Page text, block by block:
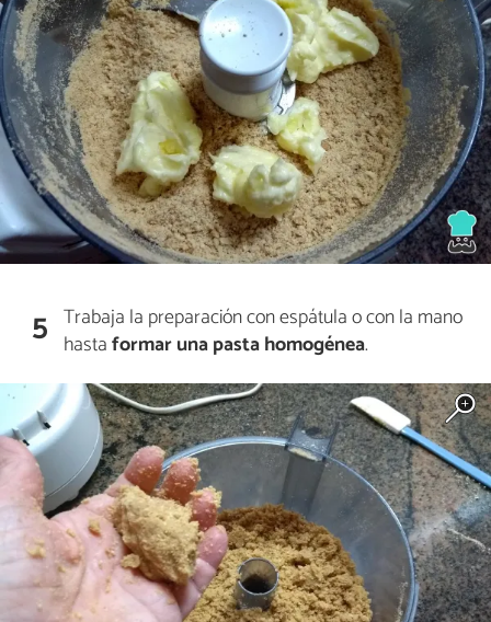
5 Trabaja la preparación con espátula o con la mano
hastaformar una pasta homogénea.